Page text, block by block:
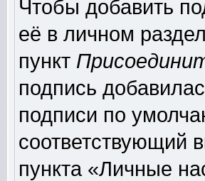
Чтобы добавить
её в личном
пункт
подпись
подписи по
соответствующий
пункта «Личные